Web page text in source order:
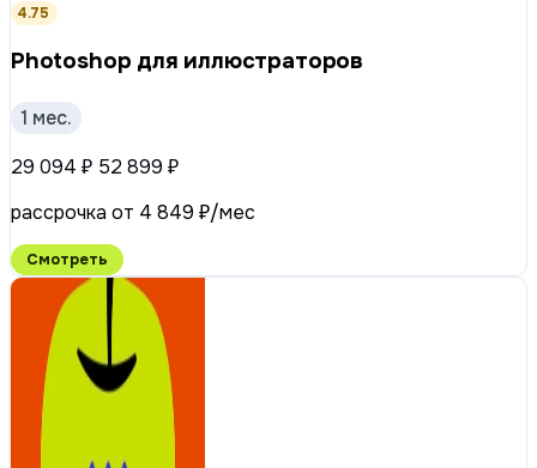
4.75
Photoshop для иллюстраторов
1 мес.
29 094 ₽ 52 899 ₽
рассрочка от 4 849 ₽/мес
Смотреть